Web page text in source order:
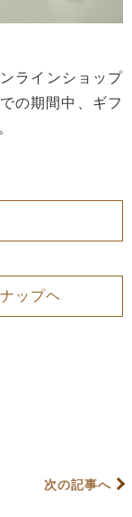
ラインショップ
の期間中、ギフ
ップヘ
次の記事へ